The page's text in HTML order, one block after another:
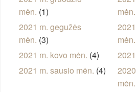
mėn. (1)
mėn.
2021 m. gegužės
mėn. (3)
2021
mėn.
2021 m. kovo mėn. (4) 2021
2021 m. sausio mėn. (4)
2020
mėn.